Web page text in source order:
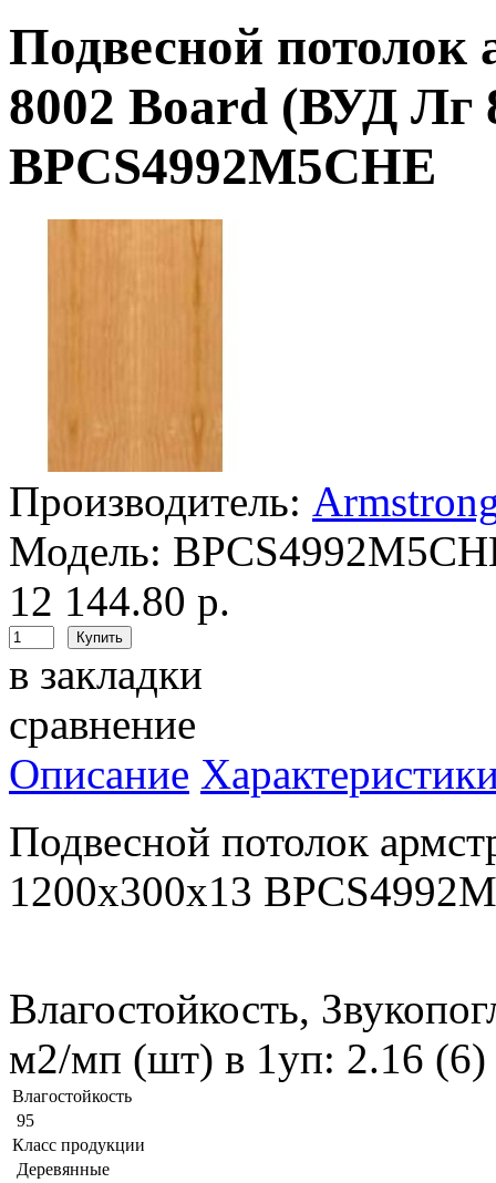
Подвесной потолок
8002 Board (ВУД Лг
BPCS4992M5CHE
Производитель:
Модель:
12 144.80 р.
в закладки
сравнение
Описание
Подвесной потолок
1200x300x13
Влагостойкость,
м2/мп (шт) в 1уп: 2.16 (6)
Влагостойкость
95
Класс продукции
Деревянные